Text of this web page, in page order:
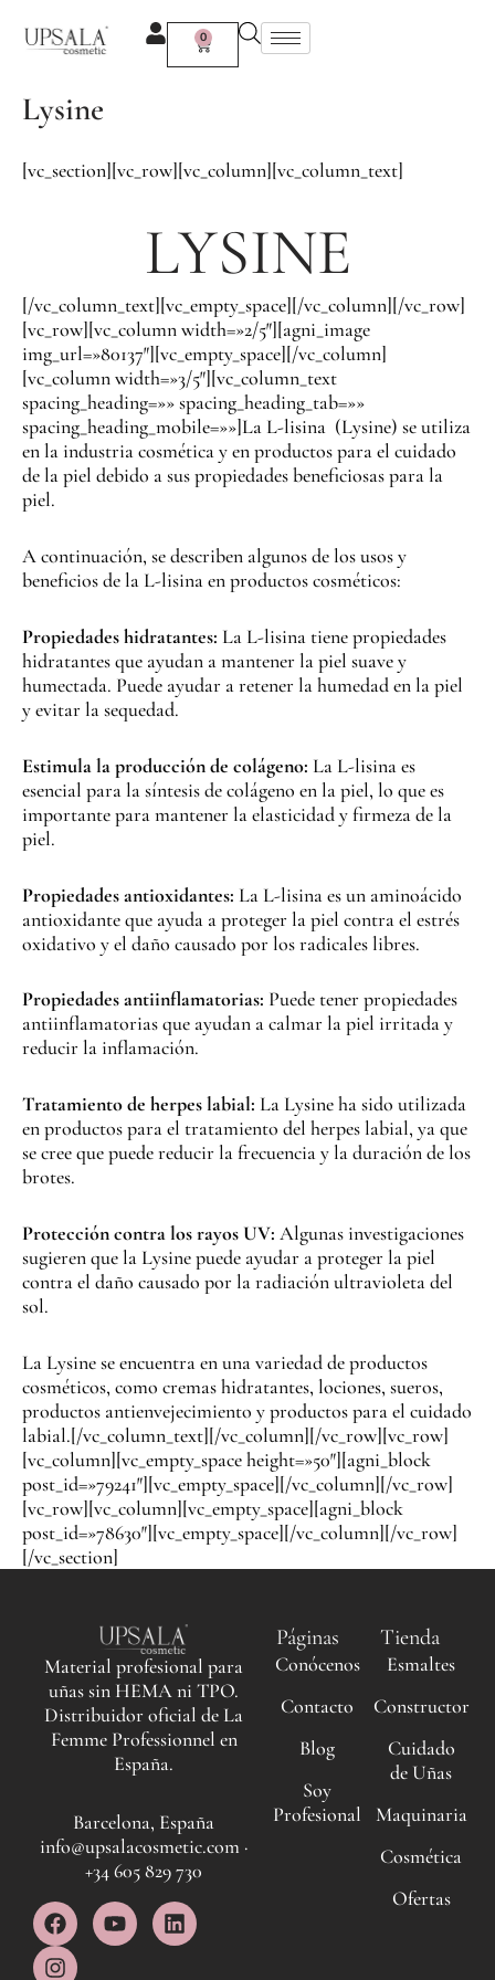
contenido
0
Carrito
Lysine
[vc_section][vc_row][vc_column][vc_column_text]
LYSINE
[/vc_column_text][vc_empty_space][/vc_column][/vc_row]
[vc_row][vc_column width=»2/5″][agni_image
img_url=»80137″][vc_empty_space][/vc_column]
[vc_column width=»3/5″][vc_column_text
spacing_heading=»» spacing_heading_tab=»»
spacing_heading_mobile=»»]La L-lisina (Lysine) se utiliza
en la industria cosmética y en productos para el cuidado
de la piel debido a sus propiedades beneficiosas para la
piel.
A continuación, se describen algunos de los usos y
beneficios de la L-lisina en productos cosméticos:
Propiedades hidratantes: La L-lisina tiene propiedades
hidratantes que ayudan a mantener la piel suave y
humectada. Puede ayudar a retener la humedad en la piel
y evitar la sequedad.
Estimula la producción de colágeno: La L-lisina es
esencial para la síntesis de colágeno en la piel, lo que es
importante para mantener la elasticidad y firmeza de la
piel.
Propiedades antioxidantes: La L-lisina es un aminoácido
antioxidante que ayuda a proteger la piel contra el estrés
oxidativo y el daño causado por los radicales libres.
Propiedades antiinflamatorias: Puede tener propiedades
antiinflamatorias que ayudan a calmar la piel irritada y
reducir la inflamación.
Tratamiento de herpes labial: La Lysine ha sido utilizada
en productos para el tratamiento del herpes labial, ya que
se cree que puede reducir la frecuencia y la duración de los
brotes.
Protección contra los rayos UV: Algunas investigaciones
sugieren que la Lysine puede ayudar a proteger la piel
contra el daño causado por la radiación ultravioleta del
sol.
La Lysine se encuentra en una variedad de productos
cosméticos, como cremas hidratantes, lociones, sueros,
productos antienvejecimiento y productos para el cuidado
labial.[/vc_column_text][/vc_column][/vc_row][vc_row]
[vc_column][vc_empty_space height=»50″][agni_block
post_id=»79241″][vc_empty_space][/vc_column][/vc_row]
[vc_row][vc_column][vc_empty_space][agni_block
post_id=»78630″][vc_empty_space][/vc_column][/vc_row]
[/vc_section]
Material profesional para
uñas sin HEMA ni TPO.
Distribuidor oficial de La
Femme Professionnel en
España.
Barcelona, España
info@upsalacosmetic.com ·
+34 605 829 730
F
a
c
Y
o
L
i
I
n
s
Páginas
Conócenos
Contacto
Blog
Soy
Profesional
Tienda
Esmaltes
Constructor
Cuidado
de Uñas
Maquinaria
Cosmética
Ofertas